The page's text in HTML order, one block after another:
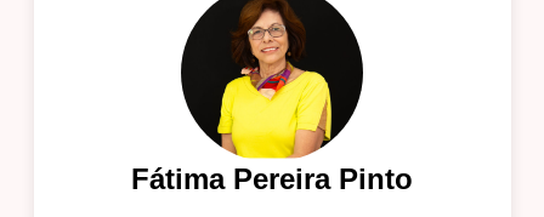
Fátima Pereira Pinto